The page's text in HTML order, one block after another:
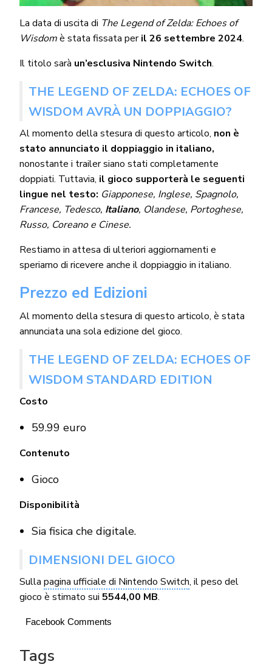
La data di uscita di The Legend of Zelda: Echoes of
Wisdomè stata fissata peril 26 settembre 2024.
Il titolo sarà un’esclusiva Nintendo Switch.
THE LEGEND OF ZELDA: ECHOES OF
WISDOM AVRÀ UN DOPPIAGGIO?
Al momento della stesura di questo articolo, non è
stato annunciato il doppiaggio in italiano,
nonostante i trailer siano stati completamente
doppiati. Tuttavia, il gioco supporterà le seguenti
lingue nel testo: Giapponese, Inglese, Spagnolo,
Francese, Tedesco, Italiano, Olandese, Portoghese,
Russo, Coreano e Cinese.
Restiamo in attesa di ulteriori aggiornamenti e
speriamo di ricevere anche il doppiaggio in italiano.
Prezzo ed Edizioni
Al momento della stesura di questo articolo, è stata
annunciata una sola edizione del gioco.
THE LEGEND OF ZELDA: ECHOES OF
WISDOM STANDARD EDITION
Costo
59.99 euro
Contenuto
Gioco
Disponibilità
Sia fisica che digitale.
DIMENSIONI DEL GIOCO
Sulla pagina ufficiale di Nintendo Switch, il peso del
gioco è stimato sui 5544,00 MB.
Facebook Comments
Tags